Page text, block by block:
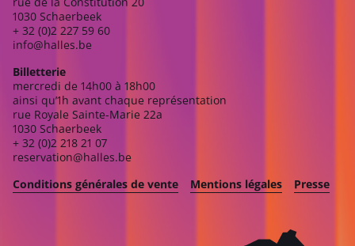
1030 Schaerbeek
+ 32 (0)2 227 59 60
info@halles.be
Billetterie
mercredi de 14h00 à 18h00
ainsi qu’1h avant chaque représentation
rue Royale Sainte-Marie 22a
1030 Schaerbeek
+ 32 (0)2 218 21 07
reservation@halles.be
Conditions générales de vente
Mentions légales Presse